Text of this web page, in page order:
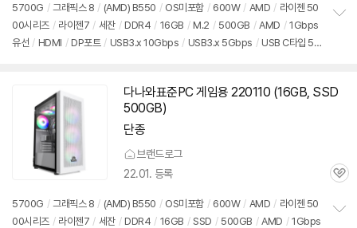
5700G / 그래픽스 8 / (AMD) B550 / OS미포함 / 600W / AMD / 라이젠 50
00시리즈 / 라이젠7 / 세잔 / DDR4 / 16GB / M.2 / 500GB / AMD / 1Gbps
유선 / HDMI / DP포트 / USB3.x 10Gbps / USB3.x 5Gbps / USB C타입 5G
다나와표준PC 게임용 220110 (16GB, SSD
500GB)
단종
브랜드로그
22.01. 등록
관
5700G / 그래픽스 8 / (AMD) B550 / OS미포함 / 600W / AMD / 라이젠 50
00시리즈 / 라이젠7 / 세잔 / DDR4 / 16GB / SSD / 500GB / AMD / 1Gbps